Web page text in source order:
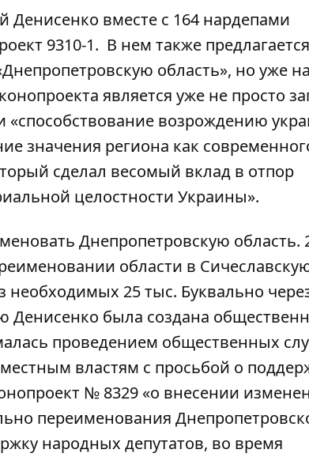
Денисенко вместе с 164 нардепами
9310-1. В нем также
область», но уже на
является уже не просто
возрождению
значения региона как
сделал весомый вклад в отпор
целостности Украины».
Днепропетровскую область.
области в
необходимых 25 тыс. Буквально
была создана
проведением общественных
властям с просьбой о
№ 8329«о внесении
переименования
народных депутатов, во время